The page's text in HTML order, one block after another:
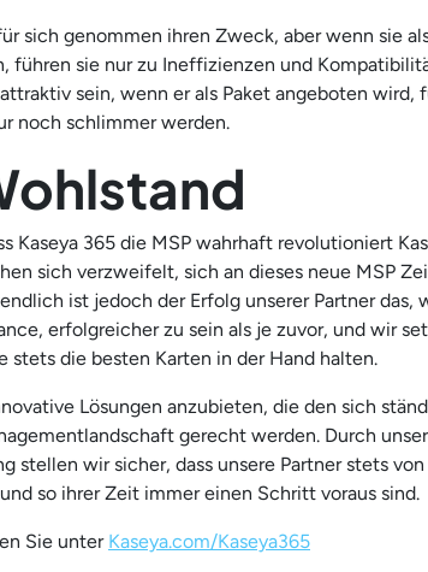
sich genommen ihren Zweck, aber wenn sie
führen sie nur zu Ineffizienzen und
sein, wenn er als Paket angeboten wird,
noch schlimmer werden.
Kaseya 365 die MSP wahrhaft revolutioniert
sich verzweifelt, sich an dieses neue MSP
ist jedoch der Erfolg unserer Partner das,
erfolgreicher zu sein als je zuvor, und wir
stets die besten Karten in der Hand halten.
Lösungen anzubieten, die den sich
gerecht werden. Durch
stellen wir sicher, dass unsere Partner stets
so ihrer Zeit immer einen Schritt voraus sind.
Sie unter Kaseya.com/Kaseya365